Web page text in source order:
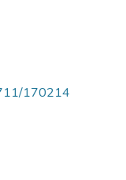
170214